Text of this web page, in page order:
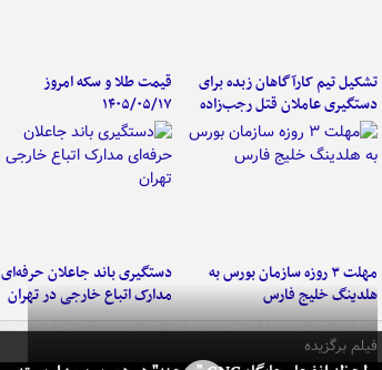
تشکیل تیم کارآگاهان زبده برای
دستگیری عاملان قتل رجب‌زاده
قیمت طلا و سکه امروز
۱۴۰۵/۰۵/۱۷
مهلت ۳ روزه سازمان بورس به
هلدینگ خلیج فارس
دستگیری باند جاعلان حرفه‌ای
مدارک اتباع خارجی در تهران
فیلم برگزیده